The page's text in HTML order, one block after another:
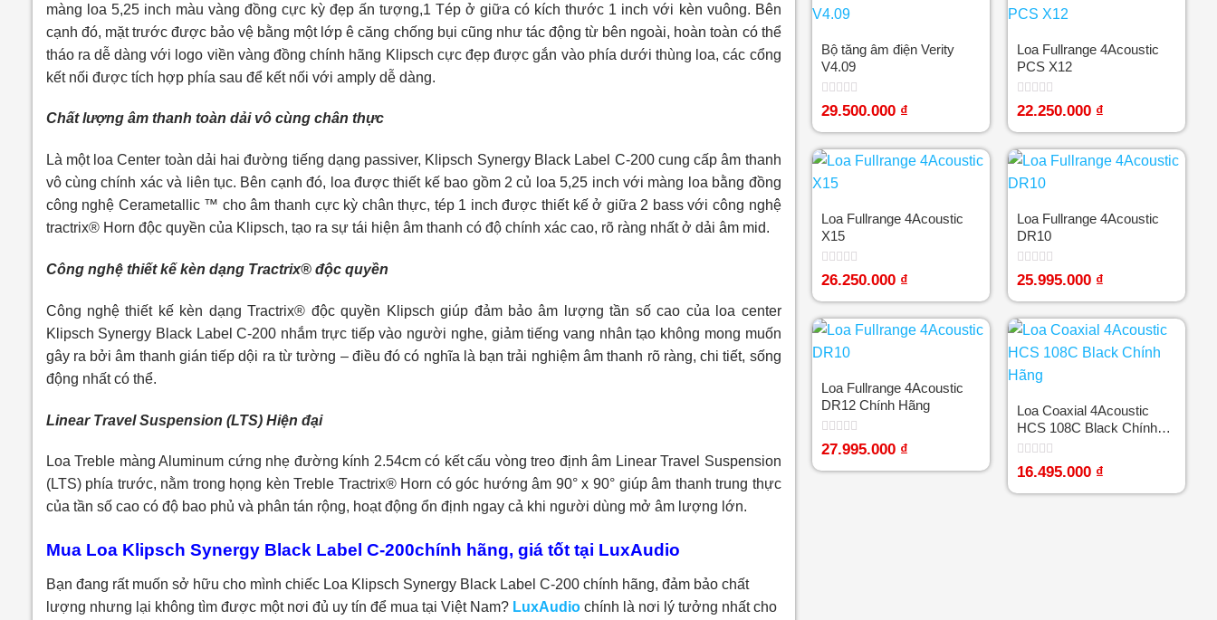
màng loa 5,25 inch màu vàng đồng cực kỳ đẹp ấn tượng,1 Tép ở giữa có kích thước 1 inch với kèn vuông. Bên
cạnh đó, mặt trước được bảo vệ bằng một lớp ê căng chống bụi cũng như tác động từ bên ngoài, hoàn toàn có thể
tháo ra dễ dàng với logo viền vàng đồng chính hãng Klipsch cực đẹp được gắn vào phía dưới thùng loa, các cổng
kết nối được tích hợp phía sau để kết nối với amply dễ dàng.
Chất lượng âm thanh toàn dải vô cùng chân thực
Là một loa Center toàn dải hai đường tiếng dạng passiver, Klipsch Synergy Black Label C-200 cung cấp âm thanh
vô cùng chính xác và liên tục. Bên cạnh đó, loa được thiết kế bao gồm 2 củ loa 5,25 inch với màng loa bằng đồng
công nghệ Cerametallic ™ cho âm thanh cực kỳ chân thực, tép 1 inch được thiết kế ở giữa 2 bass với công nghệ
tractrix® Horn độc quyền của Klipsch, tạo ra sự tái hiện âm thanh có độ chính xác cao, rõ ràng nhất ở dải âm mid.
Công nghệ thiết kế kèn dạng Tractrix® độc quyền
Công nghệ thiết kế kèn dạng Tractrix® độc quyền Klipsch giúp đảm bảo âm lượng tần số cao của loa center
Klipsch Synergy Black Label C-200 nhắm trực tiếp vào người nghe, giảm tiếng vang nhân tạo không mong muốn
gây ra bởi âm thanh gián tiếp dội ra từ tường – điều đó có nghĩa là bạn trải nghiệm âm thanh rõ ràng, chi tiết, sống
động nhất có thể.
Linear Travel Suspension (LTS) Hiện đại
Loa Treble màng Aluminum cứng nhẹ đường kính 2.54cm có kết cấu vòng treo định âm Linear Travel Suspension
(LTS) phía trước, nằm trong họng kèn Treble Tractrix® Horn có góc hướng âm 90° x 90° giúp âm thanh trung thực
của tần số cao có độ bao phủ và phân tán rộng, hoạt động ổn định ngay cả khi người dùng mở âm lượng lớn.
Mua Loa Klipsch Synergy Black Label C-200chính hãng, giá tốt tại LuxAudio
Bạn đang rất muốn sở hữu cho mình chiếc Loa Klipsch Synergy Black Label C-200 chính hãng, đảm bảo chất
lượng nhưng lại không tìm được một nơi đủ uy tín để mua tại Việt Nam? LuxAudiochính là nơi lý tưởng nhất cho
Bộ tăng âm điện Verity
V4.09
Được
xếp
hạng
5
sao
29.500.000 ₫
Loa Fullrange 4Acoustic
PCS X12
Được
xếp
hạng
5
sao
22.250.000 ₫
Loa Fullrange 4Acoustic
X15
Được
xếp
hạng
5
sao
26.250.000 ₫
Loa Fullrange 4Acoustic
DR10
Được
xếp
hạng
5
sao
25.995.000 ₫
Loa Fullrange 4Acoustic
DR12 Chính Hãng
Được
xếp
hạng
27.995.000 ₫
Loa Coaxial 4Acoustic
HCS 108C Black Chính
Hãng
Được
xếp
hạng
16.495.000 ₫